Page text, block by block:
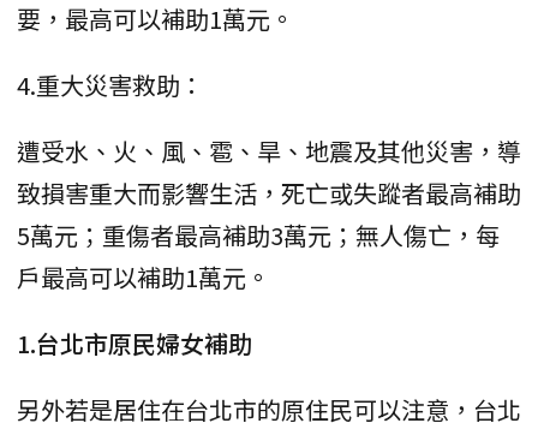
要，最高可以補助1萬元。
4.重大災害救助：
遭受水、火、風、雹、旱、地震及其他災害，導
致損害重大而影響生活，死亡或失蹤者最高補助
5萬元；重傷者最高補助3萬元；無人傷亡，每
戶最高可以補助1萬元。
1.台北市原民婦女補助
另外若是居住在台北市的原住民可以注意，台北